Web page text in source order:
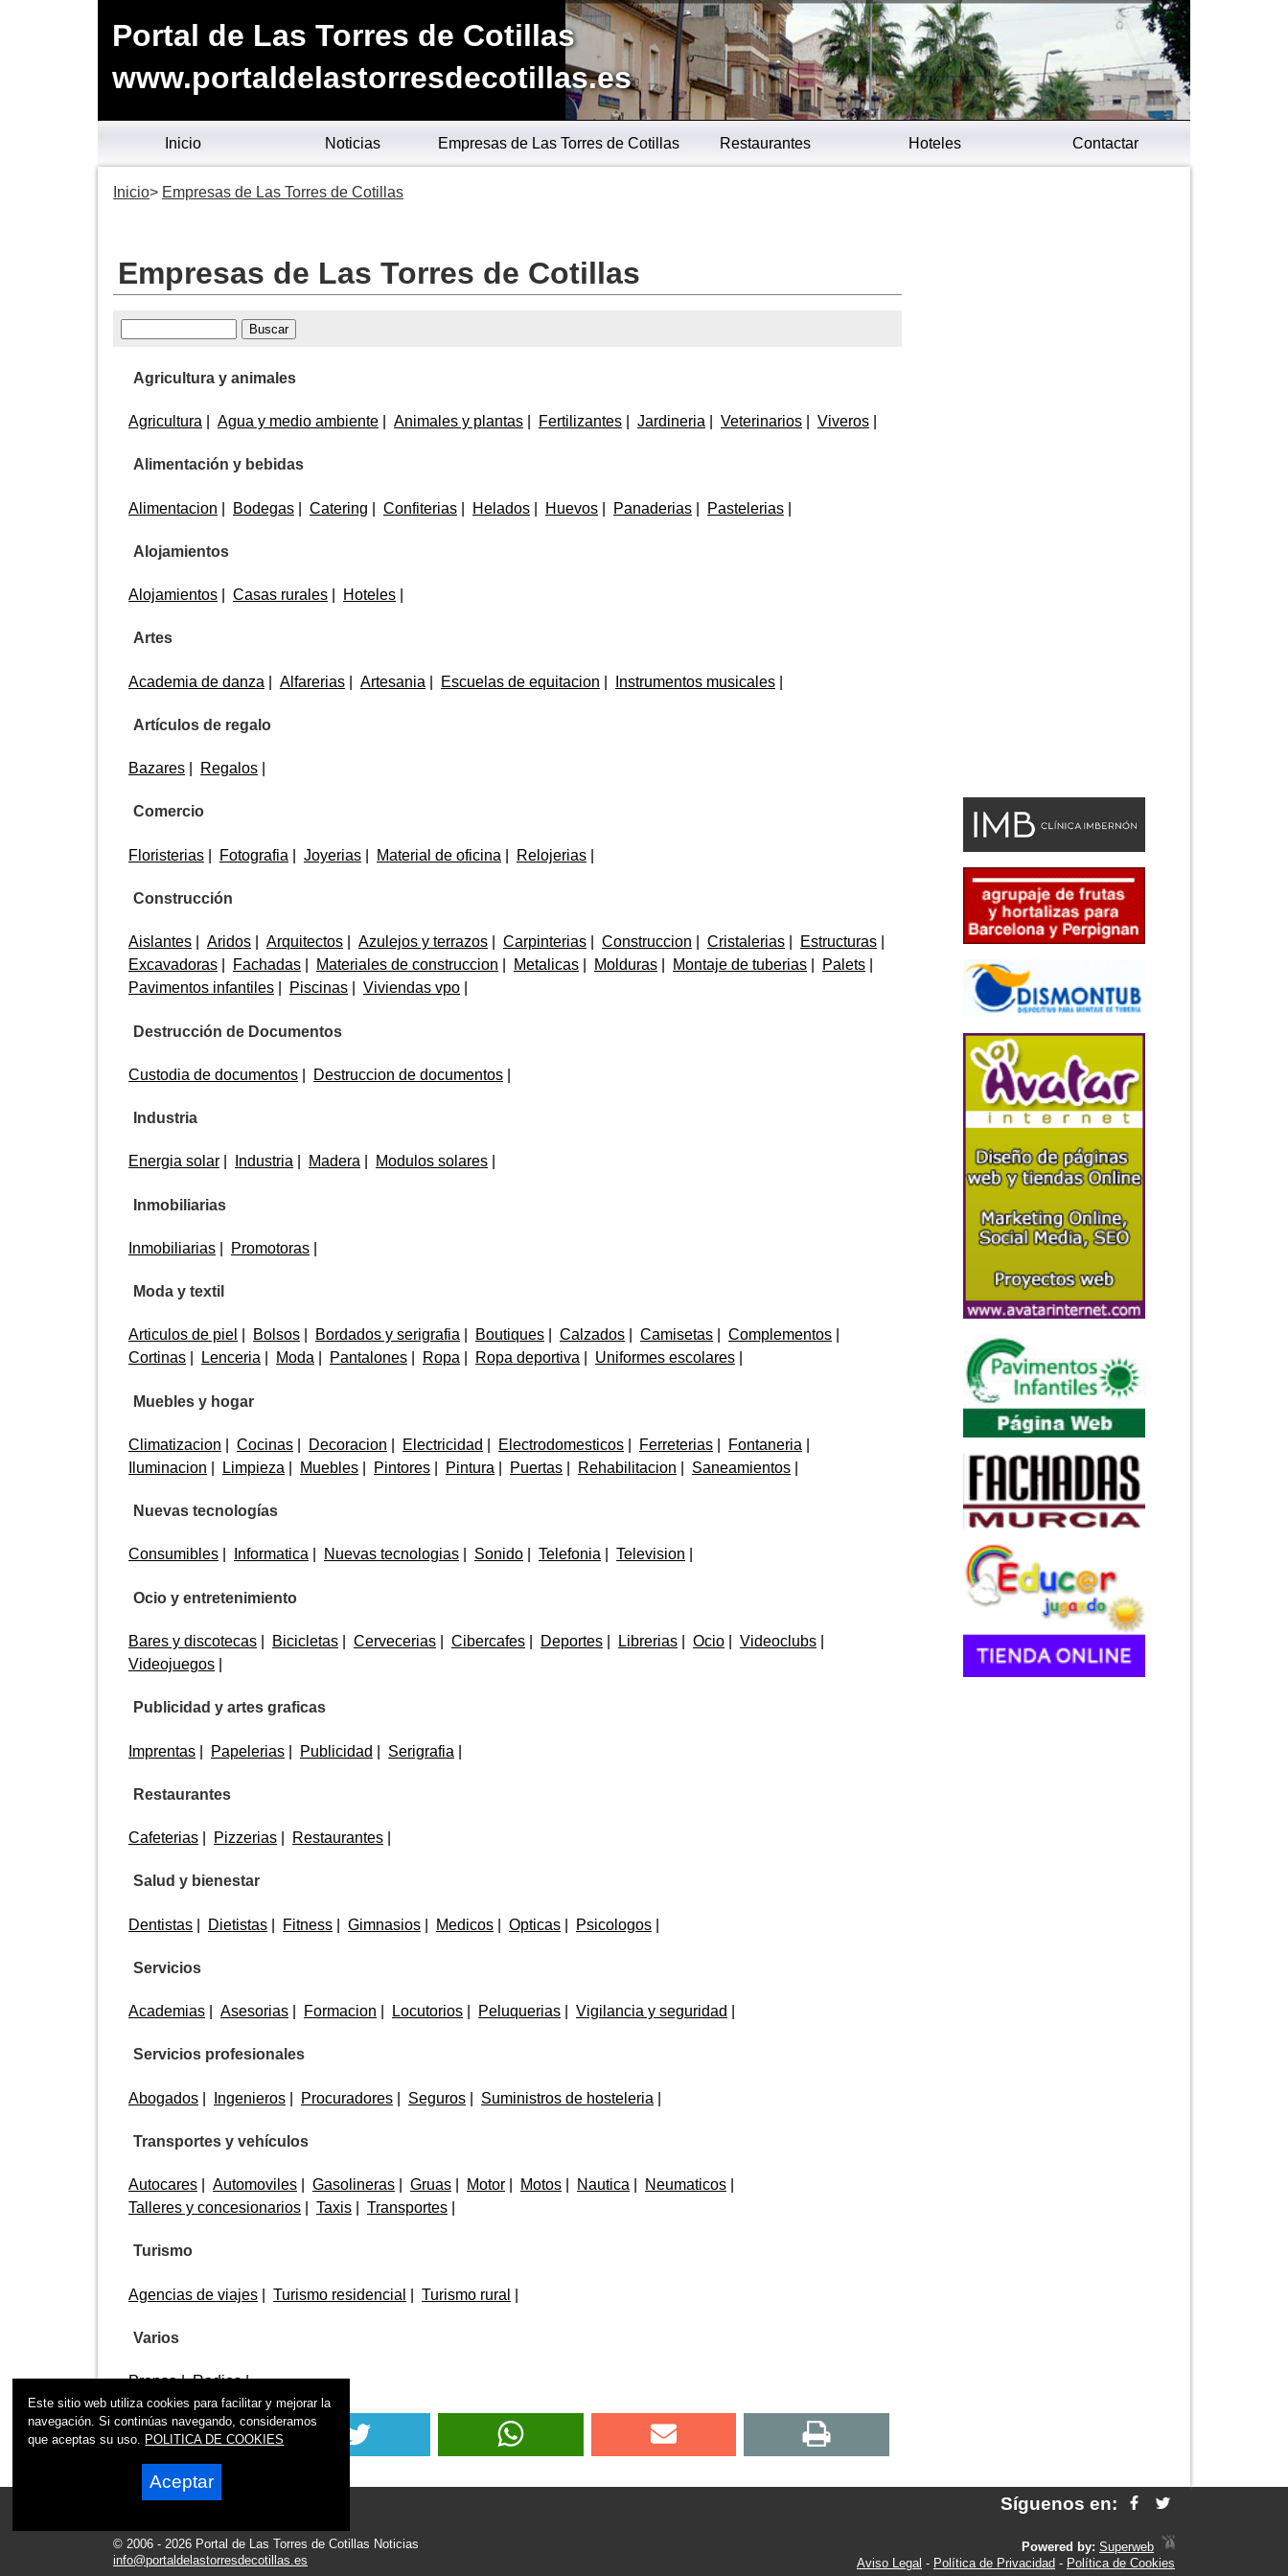
Portal de Las Torres de Cotillas
www.portaldelastorresdecotillas.es
Inicio Noticias Empresas de Las Torres de Cotillas Restaurantes Hoteles Contactar
Inicio Empresas de Las Torres de Cotillas
Empresas de Las Torres de Cotillas
Agricultura y animales
Agricultura Agua y medio ambiente Animales y plantas Fertilizantes Jardineria Veterinarios Viveros
Alimentación y bebidas
Alimentacion Bodegas Catering Confiterias Helados Huevos Panaderias Pastelerias
Alojamientos
Alojamientos Casas rurales Hoteles
Artes
Academia de danza Alfarerias Artesania Escuelas de equitacion Instrumentos musicales
Artículos de regalo
Bazares Regalos
Comercio
Floristerias Fotografia Joyerias Material de oficina Relojerias
Construcción
Aislantes Aridos Arquitectos Azulejos y terrazos Carpinterias Construccion Cristalerias
Estructuras
Excavadoras
Fachadas Materiales de construccion Metalicas Molduras Montaje de tuberias
Palets
Pavimentos infantiles
Piscinas Viviendas vpo
Destrucción de Documentos
Custodia de documentos Destruccion de documentos
Industria
Energia solar Industria Madera Modulos solares
Inmobiliarias
Inmobiliarias Promotoras
Moda y textil
Articulos de piel Bolsos Bordados y serigrafia Boutiques Calzados Camisetas
Complementos
Cortinas
Lenceria Moda Pantalones Ropa Ropa deportiva Uniformes escolares
Muebles y hogar
Climatizacion Cocinas Decoracion Electricidad Electrodomesticos Ferreterias
Fontaneria
Iluminacion
Limpieza Muebles Pintores Pintura Puertas Rehabilitacion Saneamientos
Nuevas tecnologías
Consumibles Informatica Nuevas tecnologias Sonido Telefonia Television
Ocio y entretenimiento
Bares y discotecas Bicicletas Cervecerias Cibercafes Deportes Librerias Ocio
Videoclubs
Videojuegos
Publicidad y artes graficas
Imprentas Papelerias Publicidad Serigrafia
Restaurantes
Cafeterias Pizzerias Restaurantes
Salud y bienestar
Dentistas Dietistas Fitness Gimnasios Medicos Opticas Psicologos
Servicios
Academias Asesorias Formacion Locutorios Peluquerias Vigilancia y seguridad
Servicios profesionales
Abogados Ingenieros Procuradores Seguros Suministros de hosteleria
Transportes y vehículos
Autocares Automoviles Gasolineras Gruas Motor Motos Nautica
Neumaticos
Talleres y concesionarios
Taxis Transportes
Turismo
Agencias de viajes Turismo residencial Turismo rural
Varios
Prensa Radios
© 2006 - 2026 Portal de Las Torres de Cotillas Noticias
info@portaldelastorresdecotillas.es
Síguenos en:
Powered by: Superweb
Aviso Legal - Política de Privacidad - Política de Cookies
Este sitio web utiliza cookies para facilitar y mejorar la
navegación. Si continúas navegando, consideramos
que aceptas su uso. POLITICA DE COOKIES
Aceptar